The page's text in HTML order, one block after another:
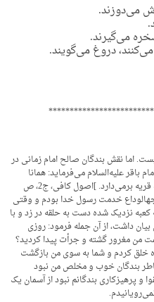
می‌دوزند.
می‌گیرند.
دروغ می‌گویند.
اما نقش بندگان صالح امام زمانی در
علیه‌السلام می‌فرماید: همانا
خداوند به واسطه یک مؤمن، نابودی را از یک قریه برمی‌دارد. ]اصول کافی، ج2، ص
حجهالوداع خدمت رسول خدا بودم و وقتی
کعبه نزدیک شده دست به حلقه در زد و با
داشت، از آن جمله فرمود: روزی
من مغرور گشته و جرأت پیدا کردید؟
خلق کردم و شما به سوی من بازگشت
بندگان خوب و مخلص من نبود
و پرهیزکاری بندگانم نبود از آسمان یک